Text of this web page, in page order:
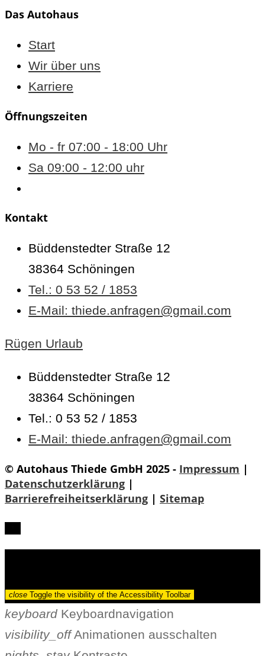
Das Autohaus
Start
Wir über uns
Karriere
Öffnungszeiten
Mo - fr 07:00 - 18:00 Uhr
Sa 09:00 - 12:00 uhr
Kontakt
Büddenstedter Straße 12
38364 Schöningen
Tel.: 0 53 52 / 1853
E-Mail: thiede.anfragen@gmail.com
Rügen Urlaub
Büddenstedter Straße 12
38364 Schöningen
Tel.: 0 53 52 / 1853
E-Mail: thiede.anfragen@gmail.com
© Autohaus Thiede GmbH 2025 - Impressum |
Datenschutzerklärung |
Barrierefreiheitserklärung | Sitemap
close Toggle the visibility of the Accessibility Toolbar
keyboard Keyboardnavigation
visibility_off Animationen ausschalten